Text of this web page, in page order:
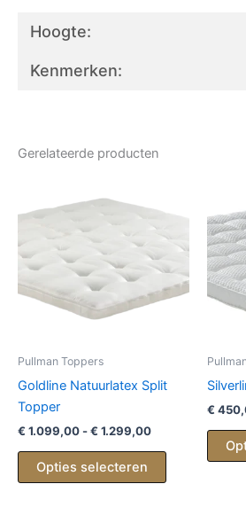
Hoogte:
Kenmerken:
Gerelateerde producten
Pullman Toppers
Goldline Natuurlatex Split
Topper
€ 1.099,00 -€ 1.299,00Prijsklasse:
Opties selecteren
Dit
€